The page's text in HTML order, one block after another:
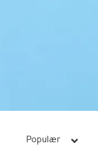
Populær arrow_right